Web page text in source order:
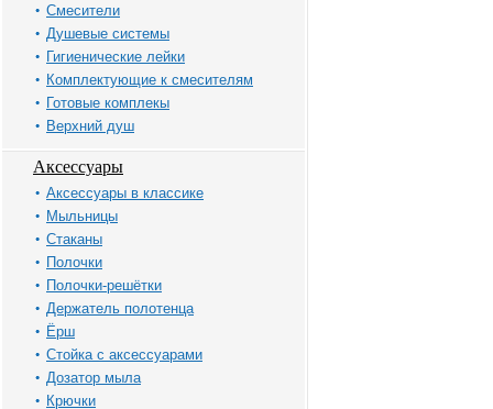
Смесители
Душевые системы
Гигиенические лейки
Комплектующие к смесителям
Готовые комплекы
Верхний душ
Аксессуары
Аксессуары в классике
Мыльницы
Стаканы
Полочки
Полочки-решётки
Держатель полотенца
Ёрш
Стойка с аксессуарами
Дозатор мыла
Крючки